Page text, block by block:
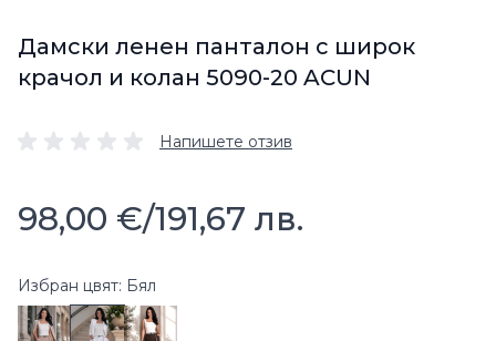
Дамски ленен панталон с широк
крачол и колан 5090-20 ACUN
Напишете отзив
98,00 €/191,67 лв.
Избран цвят: Бял